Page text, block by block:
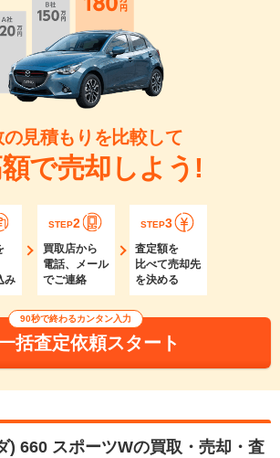
の見積もりを比較して
で売却しよう!
み
STEP2
買取店から
電話、メール
でご連絡
STEP3
査定額を
比べて売却先
を決める
90秒で終わるカンタン入力
括査定依頼スタート
) 660 スポーツWの買取・売却・査